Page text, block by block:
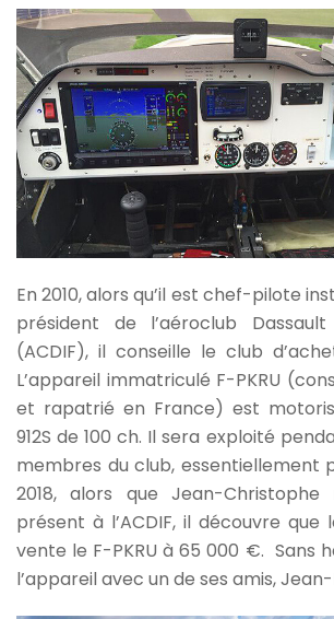
En 2010, alors qu’il est chef-pilote
président de l’aéroclub
(ACDIF), il conseille le club
L’appareil immatriculé F-PKRU
et rapatrié en France) est
912S de 100 ch. Il sera exploité
membres du club, essentiellement
2018, alors que Jean-
présent à l’ACDIF, il découvre
vente le F-PKRU à 65 000 €. Sans
l’appareil avec un de ses amis,